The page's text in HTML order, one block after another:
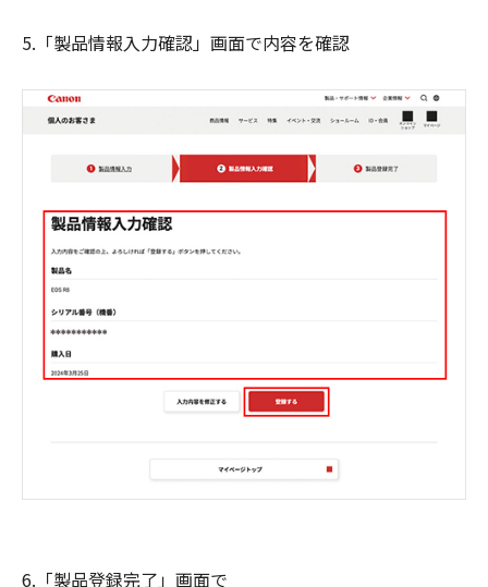
5.「製品情報入力確認」画面で内容を確認
6.「製品登録完了」画面で